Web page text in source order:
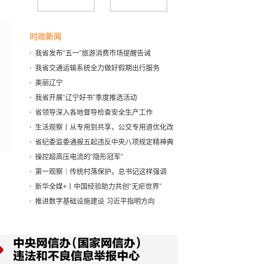
时政新闻
我省发布“五一”旅游消费市场提醒告诫
我省交通运输系统全力做好假期出行服务
美丽辽宁
我省开展“辽宁好书”季度推选活动
省领导深入各地督导检查安全生产工作
生活观察丨从专用到共享，公交专用道优化改
革即将开始
省纪委监委通报五起违反中央八项规定精神典
型案例
操控超高压电流的“隐形冠军”
第一观察｜传统村落保护，总书记这样强调
新华全媒+丨中国经验助力共创“无疟世界”
推进数字基础设施建设 习近平指明方向